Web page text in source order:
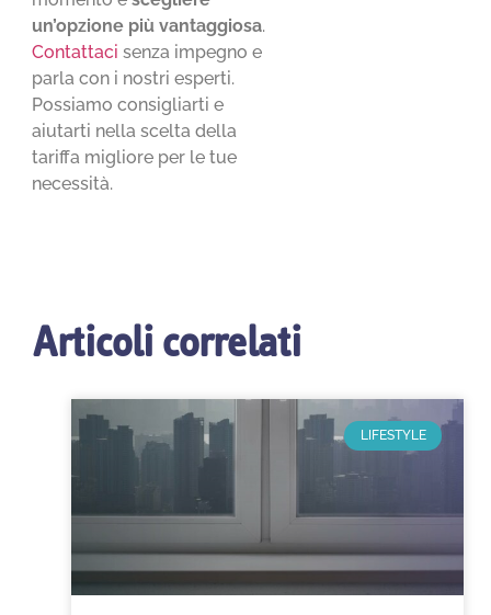
un’opzione più vantaggiosa.
Contattaci senza impegno e
parla con i nostri esperti.
Possiamo consigliarti e
aiutarti nella scelta della
tariffa migliore per le tue
necessità.
Articoli correlati
LIFESTYLE